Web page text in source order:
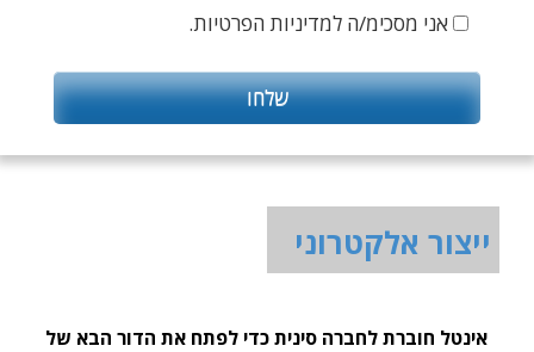
אני מסכימ/ה למדיניות הפרטיות.
ייצור אלקטרוני
אינטל חוברת לחברה סינית כדי לפתח את הדור הבא של